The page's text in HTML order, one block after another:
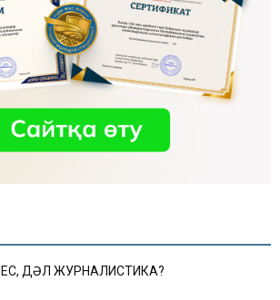
ДӘЛ ЖУРНАЛИСТИКА?